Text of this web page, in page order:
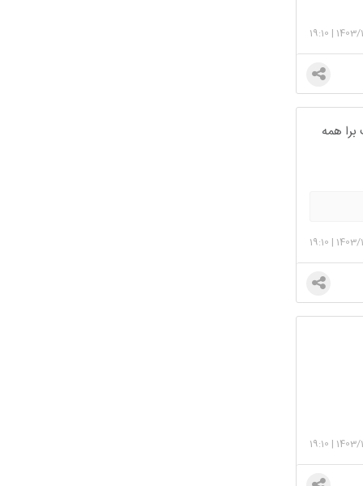
1403/
|
19:10
همه
1403/
|
19:10
1403/
|
19:10